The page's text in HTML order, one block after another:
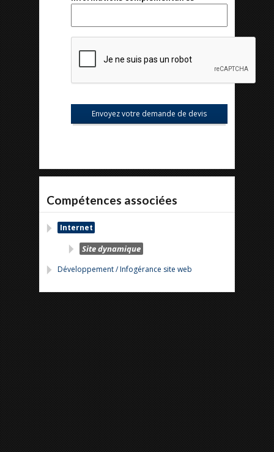
Compétences associées
Internet
Site dynamique
Développement / Infogérance site web